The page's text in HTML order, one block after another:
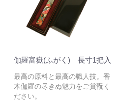
伽羅富嶽(ふがく) 長寸1把入
最高の原料と最高の職人技。香
木伽羅の尽きぬ魅力をご賞翫く
ださい。